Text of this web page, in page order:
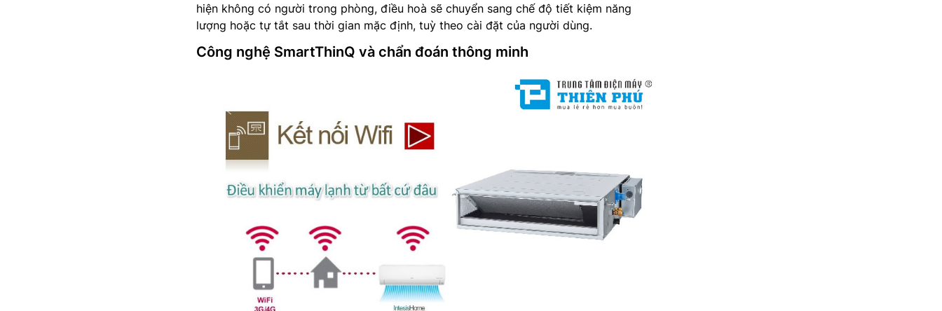
hiện không có người trong phòng, điều hoà sẽ chuyển sang chế độ tiết kiệm năng
lượng hoặc tự tắt sau thời gian mặc định, tuỳ theo cài đặt của người dùng.
Công nghệ SmartThinQ và chẩn đoán thông minh